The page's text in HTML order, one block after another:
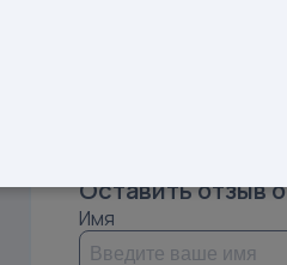
Оставить отзыв
Имя